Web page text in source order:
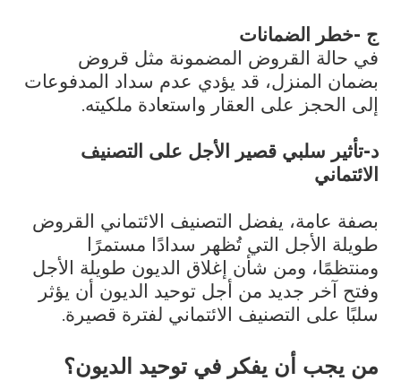
ج -خطر الضمانات
في حالة القروض المضمونة مثل قروض
بضمان المنزل، قد يؤدي عدم سداد المدفوعات
إلى الحجز على العقار واستعادة ملكيته.
د-تأثير سلبي قصير الأجل على التصنيف
الائتماني
بصفة عامة، يفضل التصنيف الائتماني القروض
طويلة الأجل التي تُظهر سدادًا مستمرًا
ومنتظمًا، ومن شأن إغلاق الديون طويلة الأجل
وفتح آخر جديد من أجل توحيد الديون أن يؤثر
سلبًا على التصنيف الائتماني لفترة قصيرة.
من يجب أن يفكر في توحيد الديون؟